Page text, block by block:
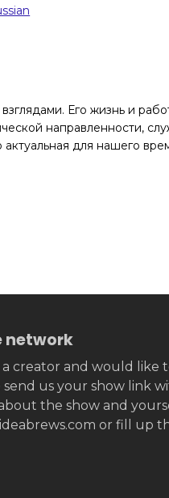
Его жизнь и
направленности,
для нашего
network
a creator and would like
send us your show link
the show and
or fill up